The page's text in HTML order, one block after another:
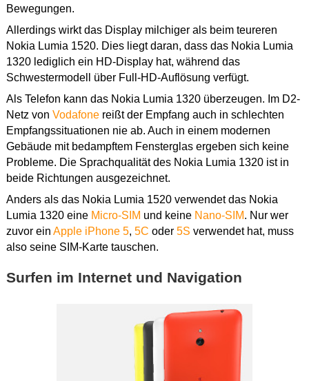
Bewegungen.
Allerdings wirkt das Display milchiger als beim teureren
Nokia Lumia 1520. Dies liegt daran, dass das Nokia Lumia
1320 lediglich ein HD-Display hat, während das
Schwestermodell über Full-HD-Auflösung verfügt.
Als Telefon kann das Nokia Lumia 1320 überzeugen. Im D2-
Netz von Vodafonereißt der Empfang auch in schlechten
Empfangssituationen nie ab. Auch in einem modernen
Gebäude mit bedampftem Fensterglas ergeben sich keine
Probleme. Die Sprachqualität des Nokia Lumia 1320 ist in
beide Richtungen ausgezeichnet.
Anders als das Nokia Lumia 1520 verwendet das Nokia
Lumia 1320 eine Micro-SIM und keine Nano-SIM. Nur wer
zuvor ein Apple iPhone 5, 5C oder 5S verwendet hat, muss
also seine SIM-Karte tauschen.
Surfen im Internet und Navigation